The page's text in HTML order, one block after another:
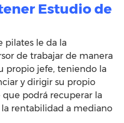
Estudio de
pilates le da la
de trabajar de manera
propio jefe, teniendo la
y dirigir su propio
que podrá recuperar la
la rentabilidad a mediano